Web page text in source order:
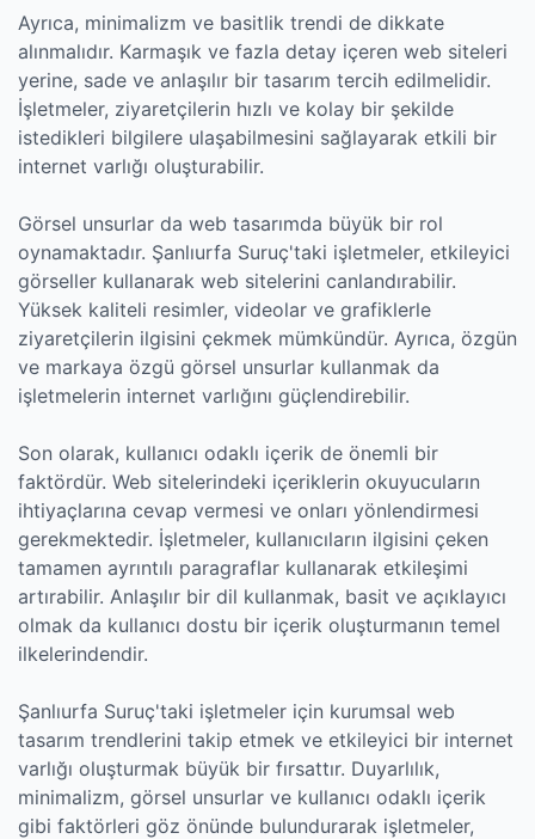
Ayrıca, minimalizm ve basitlik trendi de dikkate
alınmalıdır. Karmaşık ve fazla detay içeren web siteleri
yerine, sade ve anlaşılır bir tasarım tercih edilmelidir.
İşletmeler, ziyaretçilerin hızlı ve kolay bir şekilde
istedikleri bilgilere ulaşabilmesini sağlayarak etkili bir
internet varlığı oluşturabilir.
Görsel unsurlar da web tasarımda büyük bir rol
oynamaktadır. Şanlıurfa Suruç'taki işletmeler, etkileyici
görseller kullanarak web sitelerini canlandırabilir.
Yüksek kaliteli resimler, videolar ve grafiklerle
ziyaretçilerin ilgisini çekmek mümkündür. Ayrıca, özgün
ve markaya özgü görsel unsurlar kullanmak da
işletmelerin internet varlığını güçlendirebilir.
Son olarak, kullanıcı odaklı içerik de önemli bir
faktördür. Web sitelerindeki içeriklerin okuyucuların
ihtiyaçlarına cevap vermesi ve onları yönlendirmesi
gerekmektedir. İşletmeler, kullanıcıların ilgisini çeken
tamamen ayrıntılı paragraflar kullanarak etkileşimi
artırabilir. Anlaşılır bir dil kullanmak, basit ve açıklayıcı
olmak da kullanıcı dostu bir içerik oluşturmanın temel
ilkelerindendir.
Şanlıurfa Suruç'taki işletmeler için kurumsal web
tasarım trendlerini takip etmek ve etkileyici bir internet
varlığı oluşturmak büyük bir fırsattır. Duyarlılık,
minimalizm, görsel unsurlar ve kullanıcı odaklı içerik
gibi faktörleri göz önünde bulundurarak işletmeler,